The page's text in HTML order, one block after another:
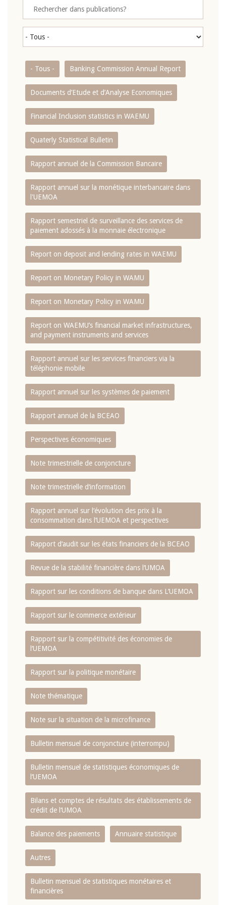
- Tous - Banking Commission Annual Report
Documents d’Etude et d’Analyse Economiques
Financial Inclusion statistics in WAEMU
Quaterly Statistical Bulletin
Rapport annuel de la Commission Bancaire
Rapport annuel sur la monétique interbancaire dans
l'UEMOA
Rapport semestriel de surveillance des services de
paiement adossés à la monnaie électronique
Report on deposit and lending rates in WAEMU
Report on Monetary Policy in WAMU
Report on Monetary Policy in WAMU
Report on WAEMU’s financial market infrastructures,
and payment instruments and services
Rapport annuel sur les services financiers via la
téléphonie mobile
Rapport annuel sur les systèmes de paiement
Rapport annuel de la BCEAO
Perspectives économiques
Note trimestrielle de conjoncture
Note trimestrielle d‘information
Rapport annuel sur l‘évolution des prix à la
consommation dans l‘UEMOA et perspectives
Rapport d‘audit sur les états financiers de la BCEAO
Revue de la stabilité financière dans l‘UMOA
Rapport sur les conditions de banque dans L‘UEMOA
Rapport sur le commerce extérieur
Rapport sur la compétitivité des économies de
l‘UEMOA
Rapport sur la politique monétaire
Note thématique
Note sur la situation de la microfinance
Bulletin mensuel de conjoncture (interrompu)
Bulletin mensuel de statistiques économiques de
l‘UEMOA
Bilans et comptes de résultats des établissements de
crédit de l‘UMOA
Balance des paiements Annuaire statistique
Autres
Bulletin mensuel de statistiques monétaires et
financières